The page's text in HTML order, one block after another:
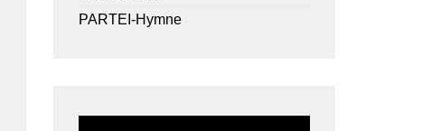
PARTEI-Hymne